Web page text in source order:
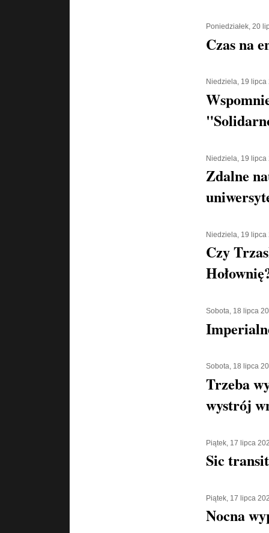
Poniedziałek, 20
Czas na
Niedziela, 19 lipca
Niedziela, 19 lipca
Zdalne
Niedziela, 19 lipca
Czy
Sobota, 18 lipca
Sobota, 18 lipca
Trzeba
wystrój
Piątek, 17 lipca
Sic
Piątek, 17 lipca
Nocna